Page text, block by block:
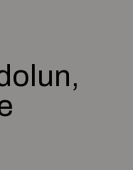
maruz kalırsa zarar
spreyler kullanılabilir.
hem de özel günler için
amacınıza uygun